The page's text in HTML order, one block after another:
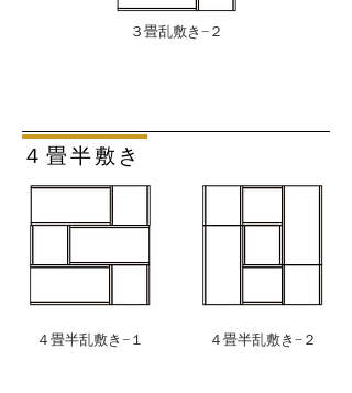
３畳乱敷き−２
４畳半敷き
４畳半乱敷き−１ ４畳半乱敷き−２